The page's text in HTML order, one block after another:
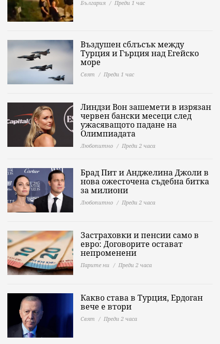
България Преди 1 час
Въздушен сблъсък между
Турция и Гърция над Егейско
море
Свят Преди 1 час
Линдзи Вон зашемети в изрязан
червен бански месеци след
ужасяващото падане на
Олимпиадата
Любопитно Преди 2 часа
Брад Пит и Анджелина Джоли в
нова ожесточена съдебна битка
за милиони
Любопитно Преди 2 часа
Застраховки и пенсии само в
евро: Договорите остават
непроменени
Парите ни Преди 2 часа
Какво става в Турция, Ердоган
вече е втори
Свят Преди 2 часа